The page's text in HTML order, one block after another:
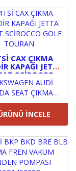
CAX ÇIKMA
KAPAĞI JETTA
SCİROCCO
TOURAN
AUDİ
SEAT ÇIKMA
YEDEK
VOLKSWAGEN
İNCELE